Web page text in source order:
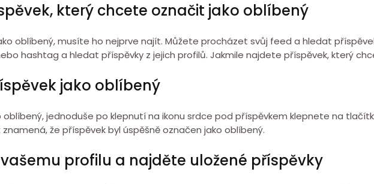
který chcete označit jako oblíbený
oblíbený, musíte ho nejprve najít. Můžete procházet svůj feed a hledat
hashtag a hledat příspěvky z jejich profilů. Jakmile najdete příspěvek, který
jako oblíbený
jednoduše po klepnutí na ikonu srdce pod příspěvkem klepnete na
že příspěvek byl úspěšně označen jako oblíbený.
vašemu profilu a najděte uložené příspěvky